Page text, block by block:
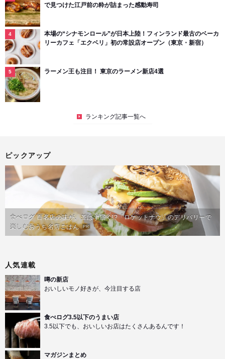
で見つけた江戸前の粋が詰まった感動寿司
本場の“シナモンロール”が日本上陸！フィンランド最古のベーカ
リーカフェ「エクベリ」初の常設店オープン（東京・新宿）
ラーメン王も注目！ 東京のラーメン新店4選
ランキング記事一覧へ
ピックアップ
食べログ 百名店の味が、並ばず届く!?「ロケットナウ」のデリバリーで
楽しむおうち名店ごはん PR
人気連載
噂の新店
おいしいモノ好きが、今注目する店
食べログ3.5以下のうまい店
3.5以下でも、おいしいお店はたくさんあるんです！
マガジンまとめ